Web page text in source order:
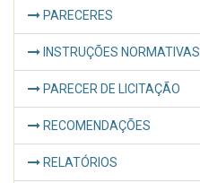
PARECERES
INSTRUÇÕES NORMATIVAS
PARECER DE LICITAÇÃO
RECOMENDAÇÕES
RELATÓRIOS